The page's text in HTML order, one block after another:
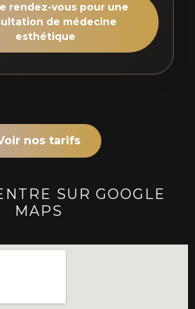
rendez-vous pour une
de médecine
esthétique
nos tarifs
SUR GOOGLE
MAPS